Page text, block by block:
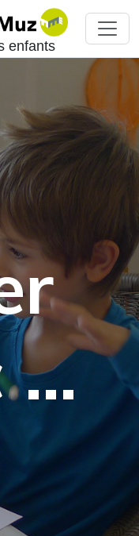
enfants
…